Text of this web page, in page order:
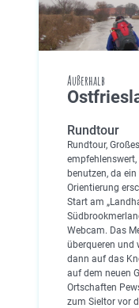
Außerhalb
Rundtour
Rundtour,
benutzen, da
Orientierung
Start am
Webcam. Das
überqueren und
dann auf das
auf dem neuen
Ortschaften
zum Sieltor vor